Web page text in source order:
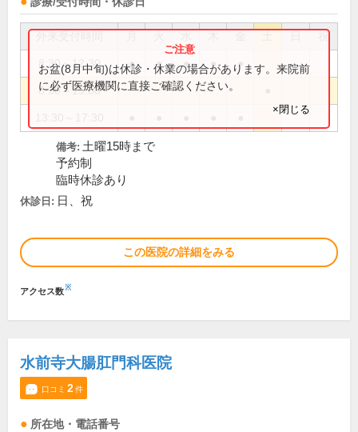
祝
8:30～12:30 ● ● ● ● ●
8:30～15:00
お盆(8月中旬)は休診・休業の場合があります。来院前
に必ず医療機関に直接ご確認ください。
×閉じる
備考: 土曜15時まで
予約制
臨時休診あり
休診日: 日、祝
この医院の詳細をみる
アクセス数※
水前寺大腸肛門科医院
口コミ 2件
所在地・電話番号